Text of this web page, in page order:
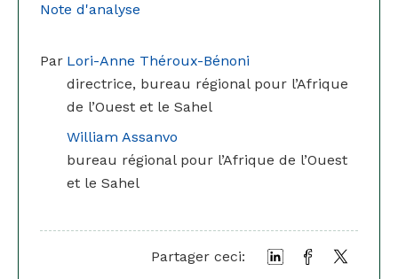
Note d'analyse
Par Lori-Anne Théroux-Bénoni
directrice, bureau régional pour l’Afrique
de l’Ouest et le Sahel
William Assanvo
bureau régional pour l’Afrique de l’Ouest
et le Sahel
Partager ceci: